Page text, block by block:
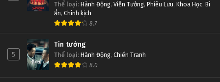
Thể loại: Hành Động, Viễn Tưởng, Phiêu Lưu, Khoa Học, Bí
ẩn, Chính kịch
8.7
5
Tin tưởng
Thể loại: Hành Động, Chiến Tranh
8.0